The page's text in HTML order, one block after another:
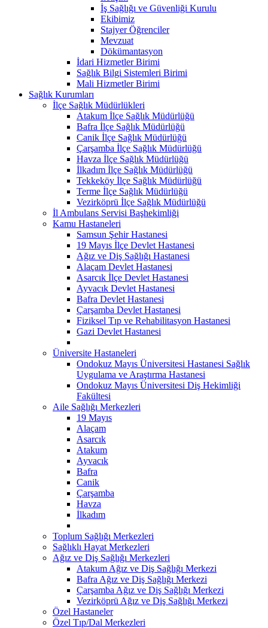
İş Sağlığı ve Güvenliği Kurulu
Ekibimiz
Stajyer Öğrenciler
Mevzuat
Dökümantasyon
İdari Hizmetler Birimi
Sağlık Bilgi Sistemleri Birimi
Mali Hizmetler Birimi
Sağlık Kurumları
İlçe Sağlık Müdürlükleri
Atakum İlçe Sağlık Müdürlüğü
Bafra İlçe Sağlık Müdürlüğü
Canik İlçe Sağlık Müdürlüğü
Çarşamba İlçe Sağlık Müdürlüğü
Havza İlçe Sağlık Müdürlüğü
İlkadım İlçe Sağlık Müdürlüğü
Tekkeköy İlçe Sağlık Müdürlüğü
Terme İlçe Sağlık Müdürlüğü
Vezirköprü İlçe Sağlık Müdürlüğü
İl Ambulans Servisi Başhekimliği
Kamu Hastaneleri
Samsun Şehir Hastanesi
19 Mayıs İlçe Devlet Hastanesi
Ağız ve Diş Sağlığı Hastanesi
Alaçam Devlet Hastanesi
Asarcık İlçe Devlet Hastanesi
Ayvacık Devlet Hastanesi
Bafra Devlet Hastanesi
Çarşamba Devlet Hastanesi
Fiziksel Tıp ve Rehabilitasyon Hastanesi
Gazi Devlet Hastanesi
Üniversite Hastaneleri
Ondokuz Mayıs Üniversitesi Hastanesi Sağlık
Uygulama ve Araştırma Hastanesi
Ondokuz Mayıs Üniversitesi Diş Hekimliği
Fakültesi
Aile Sağlığı Merkezleri
19 Mayıs
Alaçam
Asarcık
Atakum
Ayvacık
Bafra
Canik
Çarşamba
Havza
İlkadım
Toplum Sağlığı Merkezleri
Sağlıklı Hayat Merkezleri
Ağız ve Diş Sağlığı Merkezleri
Atakum Ağız ve Diş Sağlığı Merkezi
Bafra Ağız ve Diş Sağlığı Merkezi
Çarşamba Ağız ve Diş Sağlığı Merkezi
Vezirköprü Ağız ve Diş Sağlığı Merkezi
Özel Hastaneler
Özel Tıp/Dal Merkezleri